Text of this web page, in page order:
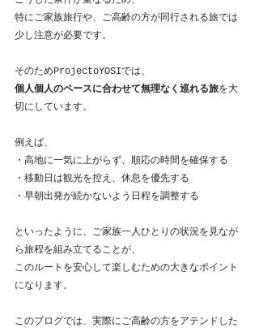
特にご家族旅行や、ご高齢の方が同行される旅では
少し注意が必要です。
そのためProjectoYOSIでは、
個人個人のペースに合わせて無理なく巡れる旅を大
切にしています。
例えば、
・高地に一気に上がらず、順応の時間を確保する
・移動日は観光を控え、休息を優先する
・早朝出発が続かないよう日程を調整する
といったように、ご家族一人ひとりの状況を見なが
ら旅程を組み立てることが、
このルートを安心して楽しむための大きなポイント
になります。
このブログでは、実際にご高齢の方をアテンドした